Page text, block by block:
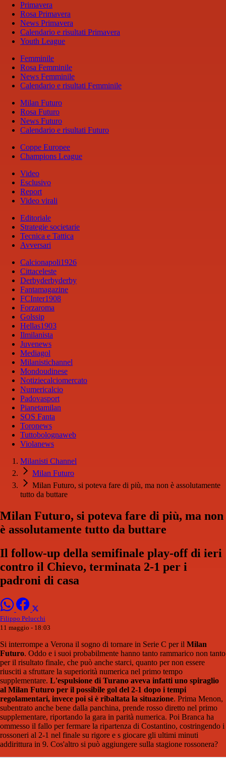
Primavera
Rosa Primavera
News Primavera
Calendario e risultati Primavera
Youth League
Femminile
Rosa Femminile
News Femminile
Calendario e risultati Femminile
Milan Futuro
Rosa Futuro
News Futuro
Calendario e risultati Futuro
Coppe Europee
Champions League
Video
Esclusivo
Report
Video virali
Editoriale
Strategie societarie
Tecnica e Tattica
Avversari
Calcionapoli1926
Cittaceleste
Derbyderbyderby
Fantamagazine
FCInter1908
Forzaroma
Golssip
Hellas1903
Ilmilanista
Juvenews
Mediagol
Milanistichannel
Mondoudinese
Notiziecalciomercato
Numericalcio
Padovasport
Pianetamilan
SOS Fanta
Toronews
Tuttobolognaweb
Violanews
Milanisti Channel
Milan Futuro
Milan Futuro, si poteva fare di più, ma non è assolutamente
tutto da buttare
Milan Futuro, si poteva fare di più, ma non
è assolutamente tutto da buttare
Il follow-up della semifinale play-off di ieri
contro il Chievo, terminata 2-1 per i
padroni di casa
Filippo Pelucchi
11 maggio - 18:03
Si interrompe a Verona il sogno di tornare in Serie C per il Milan
Futuro. Oddo e i suoi probabilmente hanno tanto rammarico non tanto
per il risultato finale, che può anche starci, quanto per non essere
riusciti a sfruttare la superiorità numerica nel primo tempo
supplementare. L'espulsione di Turano aveva infatti uno spiraglio
al Milan Futuro per il possibile gol del 2-1 dopo i tempi
regolamentari, invece poi si è ribaltata la situazione. Prima Menon,
subentrato anche bene dalla panchina, prende rosso diretto nel primo
supplementare, riportando la gara in parità numerica. Poi Branca ha
ommesso il fallo per fermare la ripartenza di Costantino, costringendo i
rossoneri al 2-1 nel finale su rigore e s giocare gli ultimi minuti
addirittura in 9. Cos'altro si può aggiungere sulla stagione rossonera?